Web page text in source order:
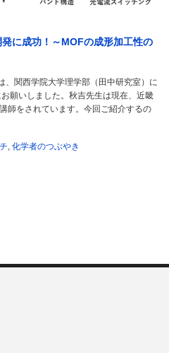
に成功！～MOFの成形加工性の
、関西学院大学理学部（田中研究室）に
願いしました。秋吉先生は現在、近畿
師をされています。今回ご紹介するの
, 化学者のつぶやき